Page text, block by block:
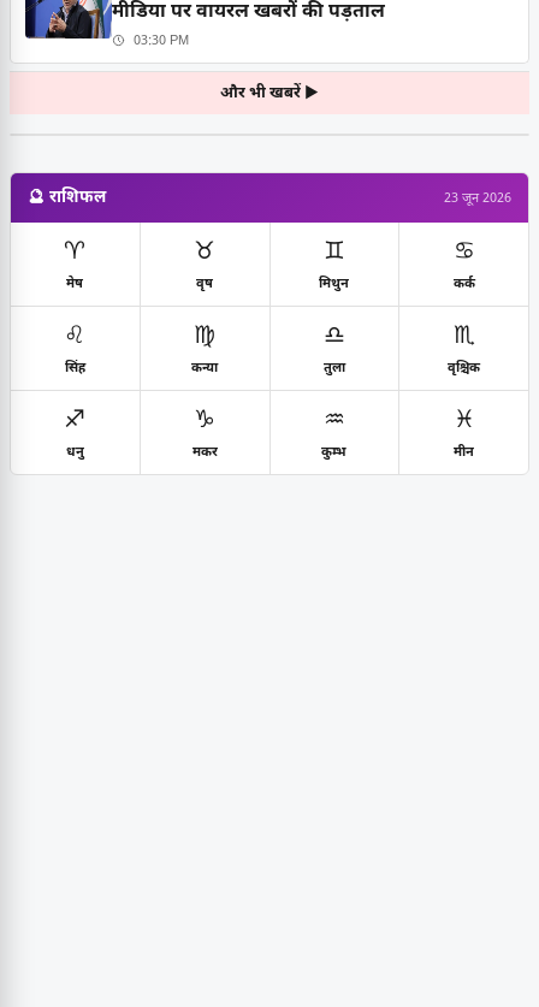
मीडिया पर वायरल खबरों की पड़ताल
03:30 PM
और भी खबरें ▶
🔮 राशिफल 23 जून 2026
♈
मेष
♉
वृष
♊
मिथुन
♋
कर्क
♌
सिंह
♍
कन्या
♎
तुला
♏
वृश्चिक
♐
धनु
♑
मकर
♒
कुम्भ
♓
मीन